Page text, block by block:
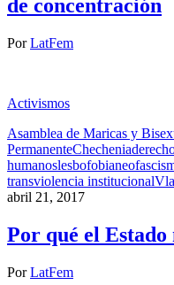
de concentración
PorLatFem
Activismos
Asamblea de Maricas y
PermanenteChechenia
humanoslesbofobia
transviolencia institucional
abril 21, 2017
Por qué el
PorLatFem